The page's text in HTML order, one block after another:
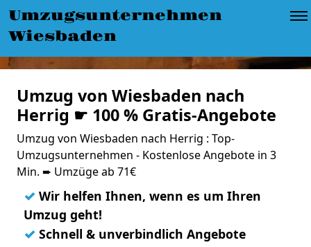
Umzugsunternehmen
Wiesbaden
Umzug von Wiesbaden nach
Herrig ☛ 100 % Gratis-Angebote
Umzug von Wiesbaden nach Herrig : Top-
Umzugsunternehmen - Kostenlose Angebote in 3
Min. ➨ Umzüge ab 71€
✓ Wir helfen Ihnen, wenn es um Ihren
Umzug geht!
✓ Schnell & unverbindlich Angebote